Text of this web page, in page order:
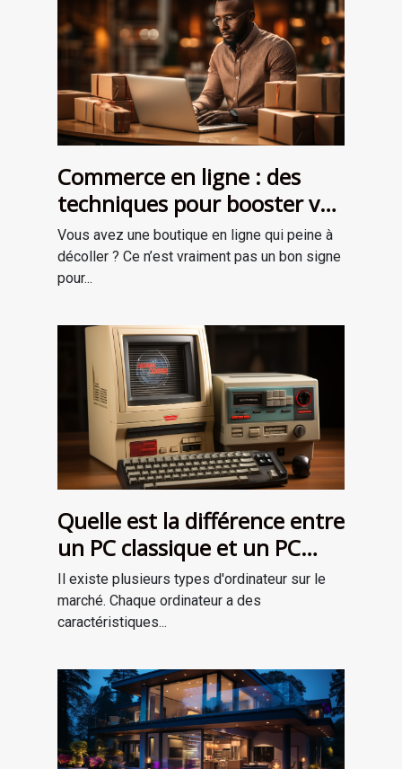
Commerce en ligne : des
techniques pour booster vos
ventes
Vous avez une boutique en ligne qui peine à
décoller ? Ce n’est vraiment pas un bon signe
pour...
Quelle est la différence entre
un PC classique et un PC
gamer ?
Il existe plusieurs types d'ordinateur sur le
marché. Chaque ordinateur a des
caractéristiques...